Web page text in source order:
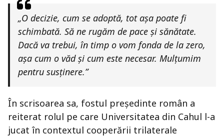
„O decizie, cum se adoptă, tot așa poate fi
schimbată. Să ne rugăm de pace și sănătate.
Dacă va trebui, în timp o vom fonda de la zero,
așa cum o văd și cum este necesar. Mulțumim
pentru susținere.”
În scrisoarea sa, fostul președinte român a
reiterat rolul pe care Universitatea din Cahul l-a
jucat în contextul cooperării trilaterale